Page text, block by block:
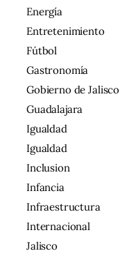
Energía
Entretenimiento
Fútbol
Gastronomía
Gobierno de Jalisco
Guadalajara
Igualdad
Igualdad
Inclusion
Infancia
Infraestructura
Internacional
Jalisco